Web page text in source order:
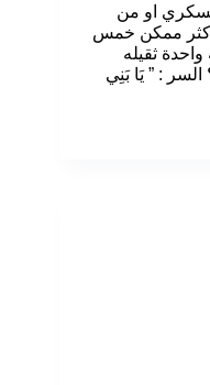
او من
اكثر ممكن خمس
ثقيله
: ” يَا بَنِي